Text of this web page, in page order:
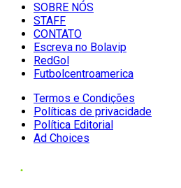
SOBRE NÓS
STAFF
CONTATO
Escreva no Bolavip
RedGol
Futbolcentroamerica
Termos e Condições
Políticas de privacidade
Política Editorial
Ad Choices